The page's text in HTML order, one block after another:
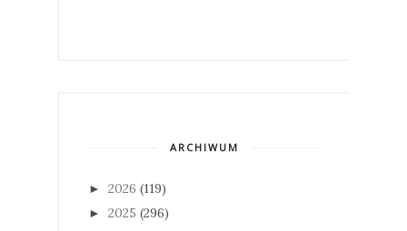
ARCHIWUM
► 2026 (119)
► 2025 (296)